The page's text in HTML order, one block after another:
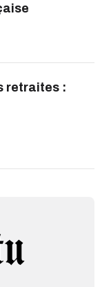
retraites :